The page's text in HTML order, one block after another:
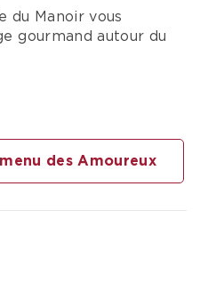
du Manoir vous
gourmand autour du
des Amoureux